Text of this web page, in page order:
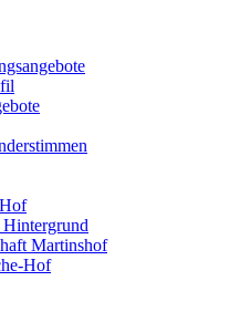
Hintergrund
Martinshof
Hof